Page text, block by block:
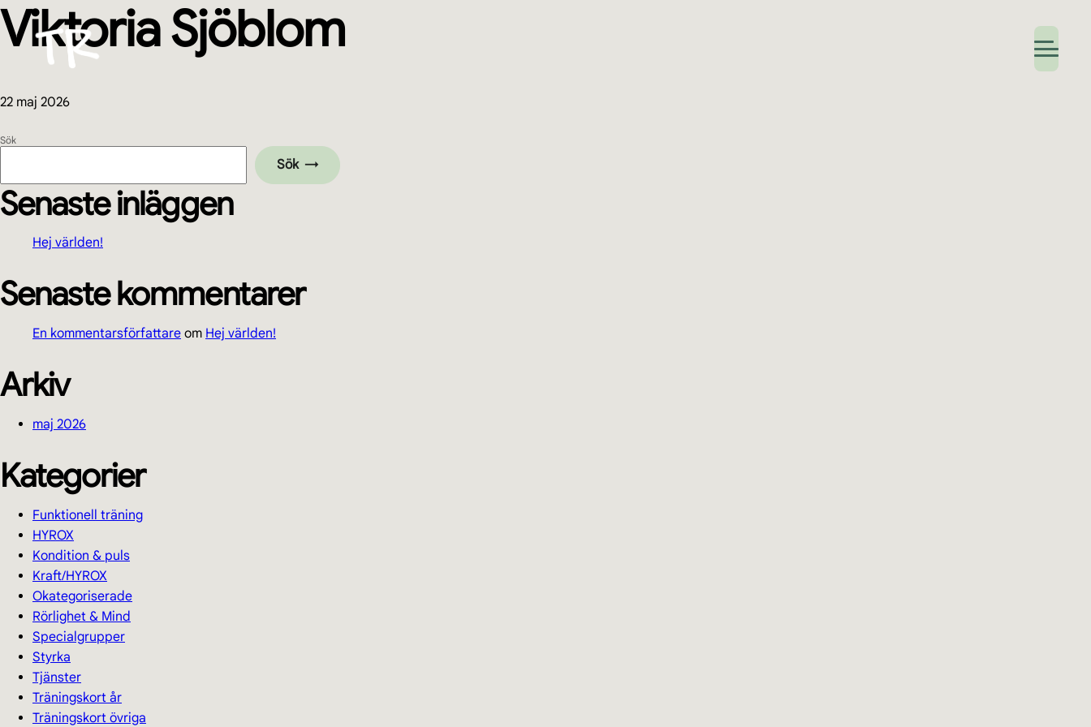
Hoppa
till
huvudnavigering
Hoppa
till
huvudinnehåll
Hoppa
till
det
primära
sidofältet
Hoppa
till
sidfot
Viktoria Sjöblom
22 maj 2026
Primärt
sidofält
Sök
Sök
Senaste inläggen
Hej världen!
Senaste kommentarer
En kommentarsförfattare om Hej världen!
Arkiv
maj 2026
Kategorier
Funktionell träning
HYROX
Kondition & puls
Kraft/HYROX
Okategoriserade
Rörlighet & Mind
Specialgrupper
Styrka
Tjänster
Träningskort år
Träningskort övriga